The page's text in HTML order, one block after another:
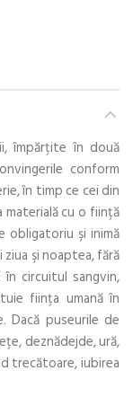
împărţite în două
conform
în timp ce cei din
materială cu o fiinţă
obligatoriu şi inimă
şi noaptea, fără
în circuitul sangvin,
fiinţa umană în
Dacă puseurile de
deznădejde, ură,
trecătoare, iubirea